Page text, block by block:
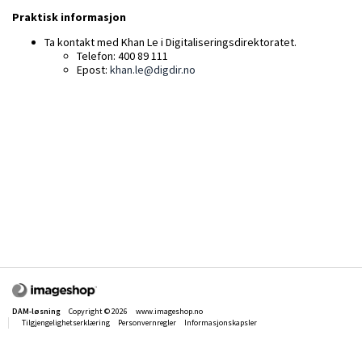
Praktisk informasjon
Ta kontakt med Khan Le i Digitaliseringsdirektoratet.
Telefon: 400 89 111
Epost: khan.le@digdir.no
DAM-løsning Copyright © 2026
www.imageshop.no
Tilgjengelighetserklæring
Personvernregler Informasjonskapsler